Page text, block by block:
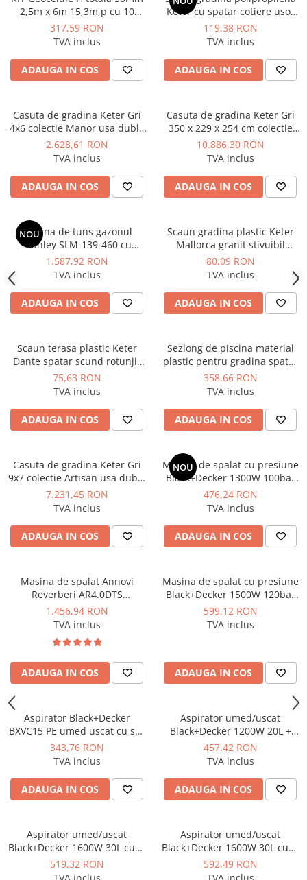
2,5m x 6m 15,3m,p cu 10
ancore otel zincat incluse
Vodaland gama Terra
317,59 RON
TVA inclus
ADAUGA IN COS
Keter cu spatar cotiere usor
rotunjite cappuccino
61.5x58.5x79 cm rezistent UV
119,38 RON
TVA inclus
ADAUGA IN COS
Casuta de gradina Keter Gri
4x6 colectie Manor usa dubla
ferestre ventilatie
2.628,61 RON
TVA inclus
ADAUGA IN COS
Casuta de gradina Keter Gri
350 x 229 x 254 cm colectie
Oakland 1175 SD usa dubla
podea ferestre ventilatie
10.886,30 RON
TVA inclus
ADAUGA IN COS
NOU
Masina de tuns gazonul
Stanley SLM-139-460 cu
benzina 139cm³ 2100W
1.587,92 RON
TVA inclus
ADAUGA IN COS
Scaun gradina plastic Keter
Mallorca granit stivuibil
rezistent UV dimensiuni
56x58x79 cm
80,09 RON
TVA inclus
ADAUGA IN COS
Scaun terasa plastic Keter
Dante spatar scund rotunjit
cotiere grafit 57 x 57 x 78 cm
75,63 RON
TVA inclus
ADAUGA IN COS
Sezlong de piscina material
plastic pentru gradina spatar
reglabil culoare alb Keter
colectie Florida forma
190x67x30
358,66 RON
TVA inclus
ADAUGA IN COS
Casuta de gradina Keter Gri
9x7 colectie Artisan usa dubla
ferestre ventilatie
7.231,45 RON
TVA inclus
ADAUGA IN COS
NOU
Masina de spalat cu presiune
Black+Decker 1300W 100bar
390l/h - BXPW1300E
476,24 RON
TVA inclus
ADAUGA IN COS
Masina de spalat Annovi
Reverberi AR4.0DTS
profesionala cu 2 motoare
2500W 150bar 810l/h
1.456,94 RON
TVA inclus
ADAUGA IN COS
Masina de spalat cu presiune
Black+Decker 1500W 120bar
390l/h - BXPW1500E
599,12 RON
TVA inclus
ADAUGA IN COS
Aspirator Black+Decker
BXVC15 PE umed uscat cu sac
1200W 15L
343,76 RON
TVA inclus
ADAUGA IN COS
Aspirator umed/uscat
Black+Decker 1200W 20L +
priza - BXVC20 PTE
457,42 RON
TVA inclus
ADAUGA IN COS
Aspirator umed/uscat
Black+Decker 1600W 30L cuva
inox - BXVC30XDE
519,32 RON
TVA inclus
Aspirator umed/uscat
Black+Decker 1600W 30L cuva
inox + priza - BXVC30 XTDE
592,49 RON
TVA inclus